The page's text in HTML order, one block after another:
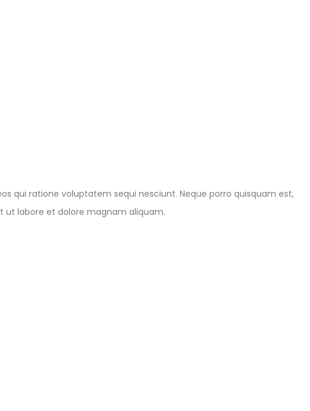
qui ratione voluptatem sequi nesciunt. Neque porro quisquam est,
ut labore et dolore magnam aliquam.